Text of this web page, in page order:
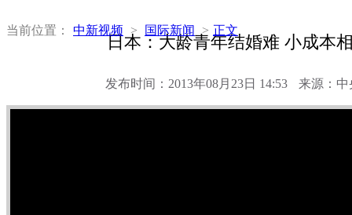
当前位置： 中新视频 > 国际新闻 > 正文
日本：大龄青年结婚难 小成本
发布时间：2013年08月23日 14:53 来源：中